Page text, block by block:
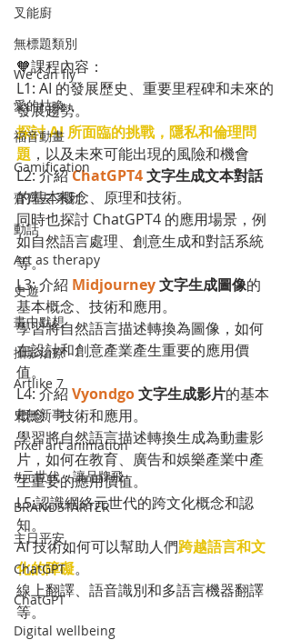
叉能廚
無標題類別
We can fly
愛的枯喚
福音動畫
Gamification
齊齊去 系列
動話
Art as therapy
史遊
畫中默想
攝影治療
Artlike 7
史無新事
Pixel art animation
#元世代・讓品牌飛
BRANDSTARTER
主日平安
ChatGPT
ChatGPT
Digital wellbeing
🧡課程內容：
L1: AI 的發展歷史、重要里程碑和未來的
發展趨勢。
探討 AI 所面臨的挑戰，隱私和倫理問
題 ，以及未來可能出現的風險和機會
L2: 介紹 ChatGPT4 文字生成文本對話
的基本概念、原理和技術。
同時也探討 ChatGPT4 的應用場景，例
如自然語言處理、創意生成和對話系統
等。
L3: 介紹 Midjourney 文字生成圖像的
基本概念、技術和應用。
學習將自然語言描述轉換為圖像，如何
在設計和創意產業產生重要的應用價
值。
L4: 介紹 Vyondgo 文字生成影片的基本
概念、技術和應用。
學習將自然語言描述轉換生成為動畫影
片，如何在教育、廣告和娛樂產業中產
生重要的應用價值。
L5:認識網絡元世代的跨文化概念和認
知。
AI 技術如何可以幫助人們跨越語言和文
化的障礙。
線上翻譯、語音識別和多語言機器翻譯
等。